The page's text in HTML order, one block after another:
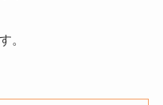
。